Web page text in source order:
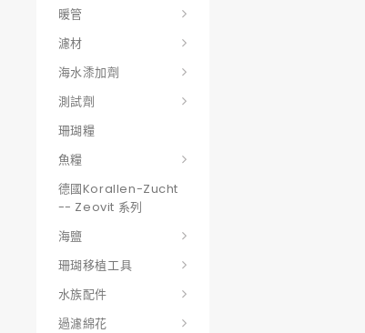
暖管
濾材
海水潻加劑
測試劑
珊瑚糧
魚糧
德國korallen-Zucht
-- Zeovit 系列
海鹽
珊瑚移植工具
水族配件
過濾綿花